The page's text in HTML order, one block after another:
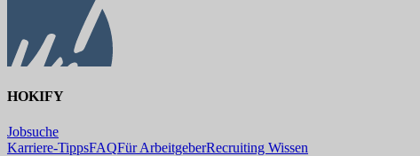
HOKIFY
Jobsuche
Karriere-TippsFAQFür ArbeitgeberRecruiting Wissen